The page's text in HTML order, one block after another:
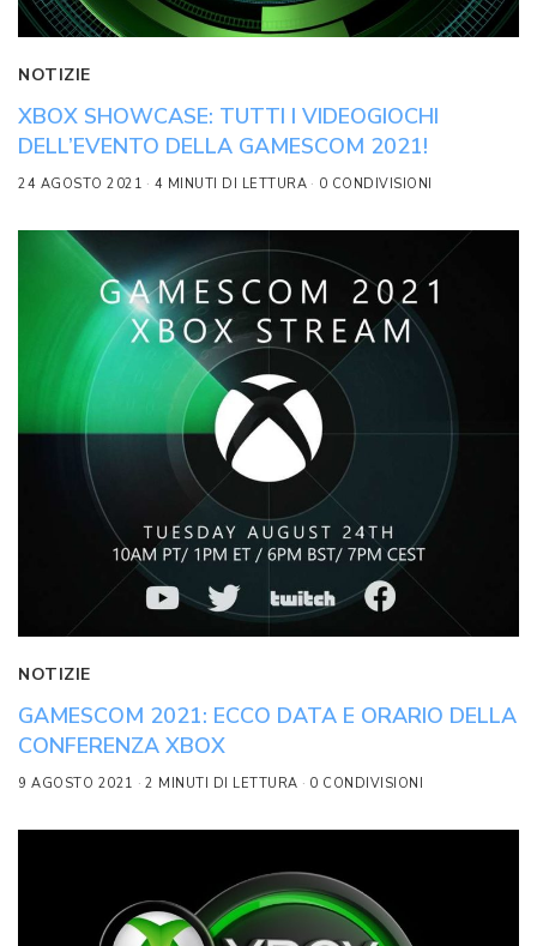
NOTIZIE
XBOX SHOWCASE: TUTTI I VIDEOGIOCHI
DELL’EVENTO DELLA GAMESCOM 2021!
24 AGOSTO 2021 4 MINUTI DI LETTURA 0 CONDIVISIONI
NOTIZIE
GAMESCOM 2021: ECCO DATA E ORARIO DELLA
CONFERENZA XBOX
9 AGOSTO 2021 2 MINUTI DI LETTURA 0 CONDIVISIONI